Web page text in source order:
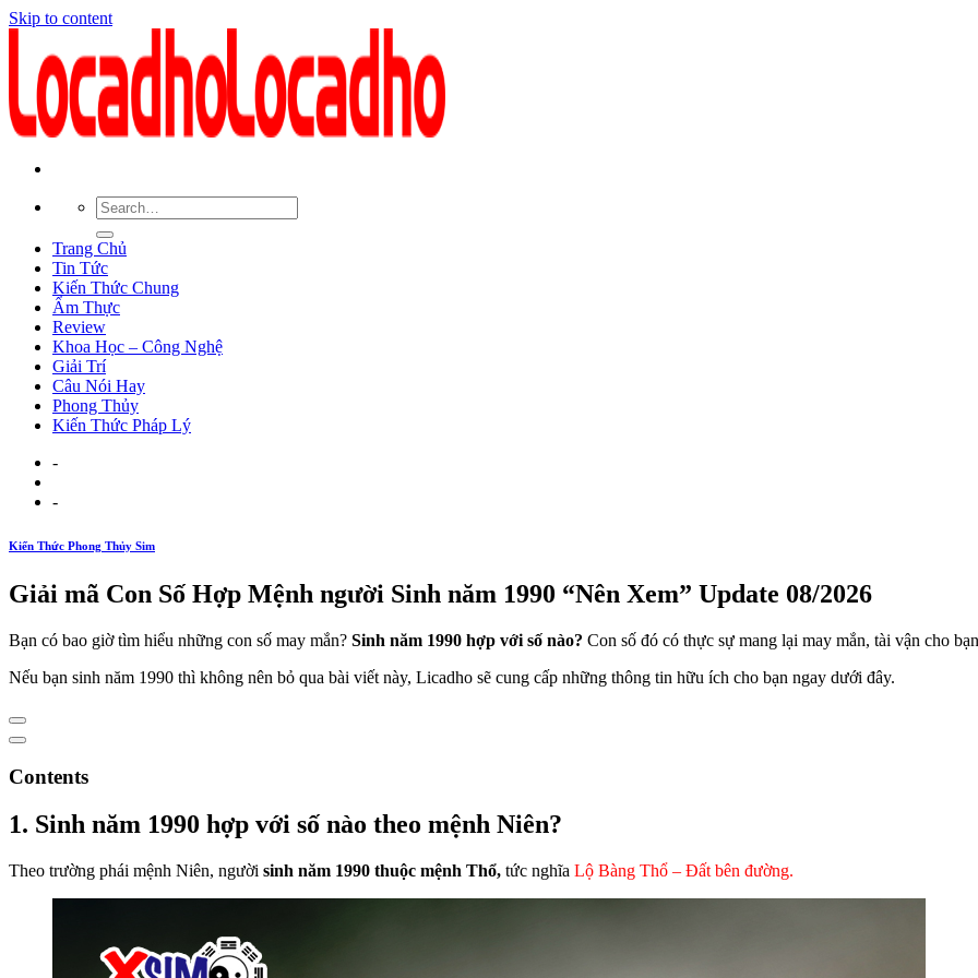
Skip to content
Trang Chủ
Tin Tức
Kiến Thức Chung
Ẩm Thực
Review
Khoa Học – Công Nghệ
Giải Trí
Câu Nói Hay
Phong Thủy
Kiến Thức Pháp Lý
-
-
Kiến Thức Phong Thủy Sim
Giải mã Con Số Hợp Mệnh người Sinh năm 1990 “Nên Xem” Update 08/2026
Bạn có bao giờ tìm hiểu những con số may mắn? Sinh năm 1990 hợp với số nào? Con số đó có thực sự mang lại may mắn, tài vận cho
Nếu bạn sinh năm 1990 thì không nên bỏ qua bài viết này, Licadho sẽ cung cấp những thông tin hữu ích cho bạn ngay dưới đây.
Contents
1. Sinh năm 1990 hợp với số nào theo mệnh Niên?
Theo trường phái mệnh Niên, người sinh năm 1990 thuộc mệnh Thổ, tức nghĩa Lộ Bàng Thổ – Đất bên đường.